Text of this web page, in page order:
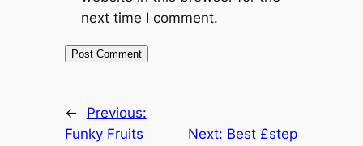
next time I comment.
←
Previous:
Funky Fruits
Next: Best £step